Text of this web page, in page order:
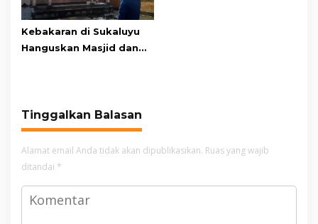
Kebakaran di Sukaluyu
Hanguskan Masjid dan
Tinggalkan Balasan
Alamat email Anda tidak akan dipublikasikan. Ruas yang wajib
ditandai *